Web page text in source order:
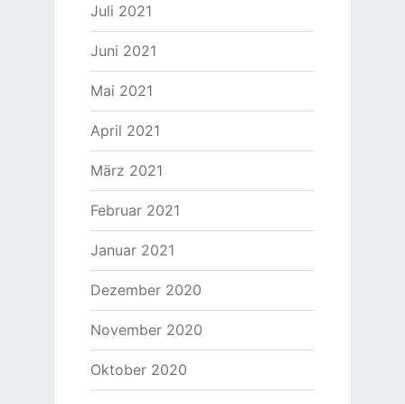
Juli 2021
Juni 2021
Mai 2021
April 2021
März 2021
Februar 2021
Januar 2021
Dezember 2020
November 2020
Oktober 2020